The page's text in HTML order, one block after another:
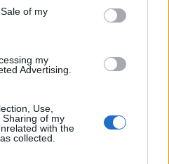
app uses one or more Google
store information including but
behaviour. You may click to
purposes in below Google
of my
my
Advertising.
Use,
of my
with the
collected.